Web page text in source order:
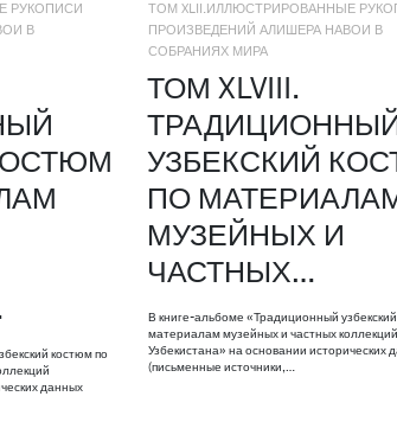
РУКОПИСИ
В
костюм по
данных
ТОМ XLII.ИЛЛЮСТРИРОВАННЫЕ
ПРОИЗВЕДЕНИЙ АЛИШЕРА НАВОИ В
СОБРАНИЯХ МИРА
ТОМ XLVIII.
УЗБЕКСКИЙ
ПО
МУЗЕЙНЫХ И
ЧАСТНЫХ…
В книге-альбоме «Традиционный
материалам музейных и частных коллекций
Узбекистана» на основании исторических
(письменные источники,…